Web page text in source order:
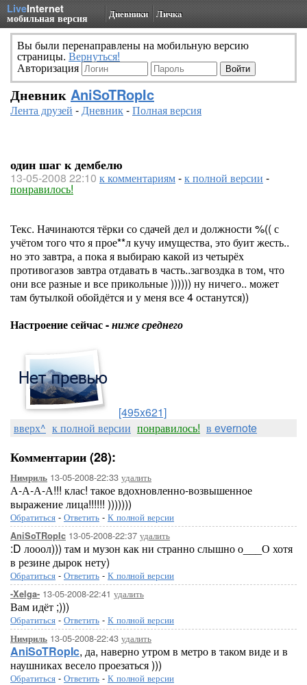
LiveInternet
мобильная версия Дневники Личка
Вы были перенаправлены на мобильную версию
страницы. Вернуться!
Авторизация
Дневник AniSoTRopIc
Лента друзей -Дневник-Полная версия
один шаг к дембелю
13-05-2008 22:10 к комментариям-к полной версии -
понравилось!
Текс. Начинаются тёрки со сдачей дел и должности %(( с
учётом того что я прое**л кучу имущества, это буит жесть..
но это завтра, а пока я выбираю какой из четырёх
противогазов завтра отдавать в часть..загвоздка в том, что
они все разные и все прикольные )))))) ну ничего.. может
там бутылкой обойдётся и у меня все 4 останутся))
Настроение сейчас -ниже среднего
[495x621]
вверх^ к полной версии понравилось! в evernote
Комментарии (28):
Нимриль 13-05-2008-22:33 удалить
А-А-А-А!!! клас! такое вдохновленно-возвышенное
выражение лица!!!!!! )))))))
Обратиться - Ответить - К полной версии
AniSoTRopIc 13-05-2008-22:37 удалить
:D лооол))) там и музон как ни странно слышно о___О хотя
в резине дырок нету)
Обратиться - Ответить - К полной версии
-Xelga- 13-05-2008-22:41 удалить
Вам идёт ;)))
Обратиться - Ответить - К полной версии
Нимриль 13-05-2008-22:43 удалить
AniSoTRopIc, да, наверно утром в метро в таком виде и в
наушниках весело проезаться )))
Обратиться - Ответить - К полной версии